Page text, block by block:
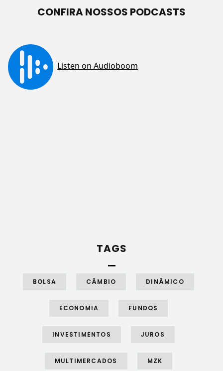
CONFIRA NOSSOS PODCASTS
TAGS
BOLSA CÂMBIO DINÂMICO
ECONOMIA FUNDOS
INVESTIMENTOS JUROS
MULTIMERCADOS MZK